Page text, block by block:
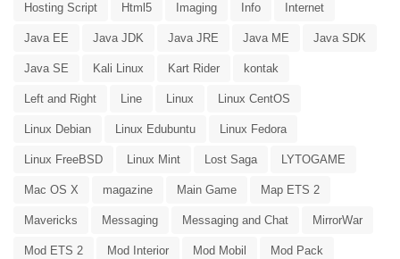
Hosting Script Html5 Imaging Info Internet
Java EE Java JDK Java JRE Java ME Java SDK
Java SE Kali Linux Kart Rider kontak
Left and Right Line Linux Linux CentOS
Linux Debian Linux Edubuntu Linux Fedora
Linux FreeBSD Linux Mint Lost Saga LYTOGAME
Mac OS X magazine Main Game Map ETS 2
Mavericks Messaging Messaging and Chat MirrorWar
Mod ETS 2 Mod Interior Mod Mobil Mod Pack